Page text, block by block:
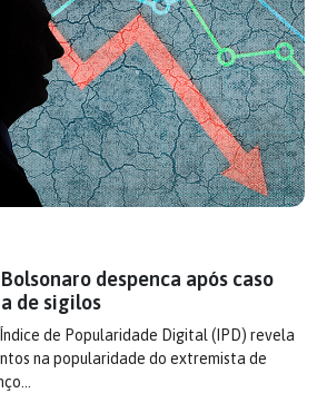
despenca após caso
de sigilos
de Popularidade Digital (IPD) revela
na popularidade do extremista de